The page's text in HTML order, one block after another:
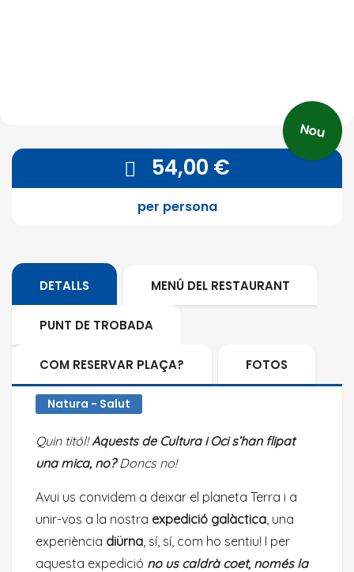
54,00 €
per persona
Nou
DETALLS MENÚ DEL RESTAURANT
PUNT DE TROBADA
COM RESERVAR PLAÇA? FOTOS
Natura - Salut
Quin titól! Aquests de Cultura i Oci s’han flipat
una mica, no? Doncs no!
Avui us convidem a deixar el planeta Terra i a
unir-vos a la nostra expedició galàctica , una
experiència diürna , sí, sí, com ho sentiu! I per
aquesta expedició no us caldrà coet, només la